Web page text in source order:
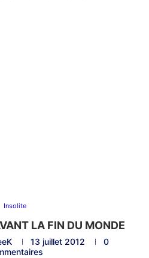
Insolite
LA FIN DU MONDE
13 juillet 2012
0